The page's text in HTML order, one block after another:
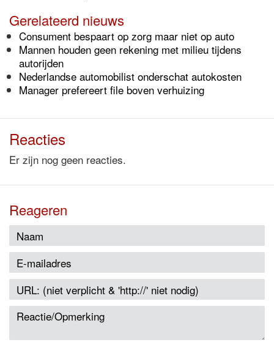
Gerelateerd nieuws
Consument bespaart op zorg maar niet op auto
Mannen houden geen rekening met milieu tijdens
autorijden
Nederlandse automobilist onderschat autokosten
Manager prefereert file boven verhuizing
Reacties
Er zijn nog geen reacties.
Reageren